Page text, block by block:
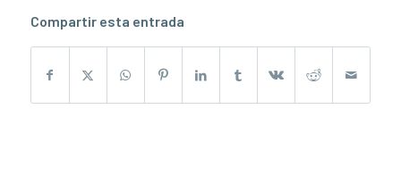
Compartir esta entrada